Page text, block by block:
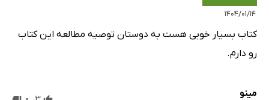
۱۴۰۴/۰۱/۱۴
کتاب بسیار خوبی هست به دوستان توصیه مطالعه این کتاب
رو دارم.
مینو